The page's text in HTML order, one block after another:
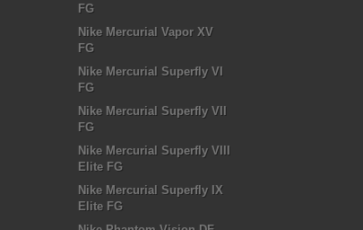
FG
Nike Mercurial Vapor XV
FG
Nike Mercurial Superfly VI
FG
Nike Mercurial Superfly VII
FG
Nike Mercurial Superfly VIII
Elite FG
Nike Mercurial Superfly IX
Elite FG